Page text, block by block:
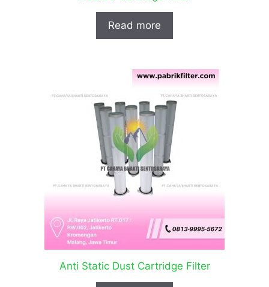
Read more
Anti Static Dust Cartridge Filter